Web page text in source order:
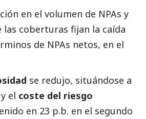
en el volumen de NPAs y
las coberturas fijan la caída
de NPAs netos, en el
se redujo, situándose a
el coste del riesgo
en 23 p.b. en el segundo